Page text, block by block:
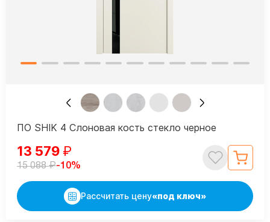
ПО SHIK 4 Слоновая кость стекло черное
13 579 ₽
15 088₽-10%
Рассчитать цену«под ключ»